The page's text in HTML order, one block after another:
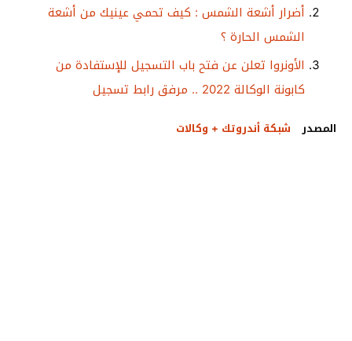
أضرار أشعة الشمس : كيف تحمي عينيك من أشعة
الشمس الحارة ؟
الأونروا تعلن عن فتح باب التسجيل للإستفادة من
كابونة الوكالة 2022 .. مرفق رابط تسجيل
المصدر شبكة أندروتك + وكالات